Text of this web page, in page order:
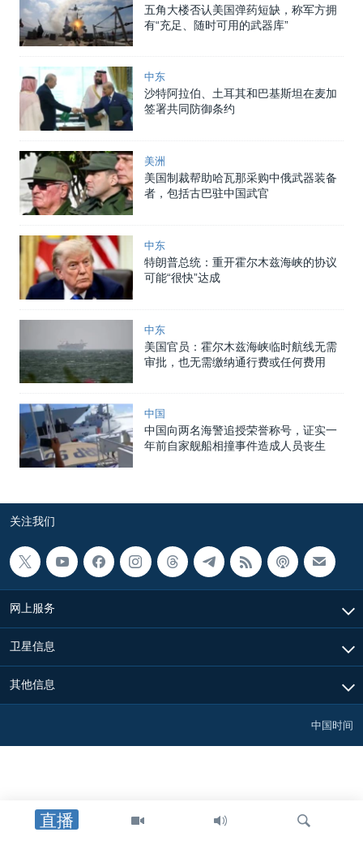
直播
五角大楼否认美国弹药短缺，称军方拥
有“充足、随时可用的武器库”
中东
沙特阿拉伯、土耳其和巴基斯坦在麦加
签署共同防御条约
美洲
美国制裁帮助哈瓦那采购中俄武器装备
者，包括古巴驻中国武官
中东
特朗普总统：重开霍尔木兹海峡的协议
可能“很快”达成
中东
美国官员：霍尔木兹海峡临时航线无需
审批，也无需缴纳通行费或任何费用
中国
中国向两名海警追授荣誉称号，证实一
年前自家舰船相撞事件造成人员丧生
关注我们
网上服务
卫星信息
其他信息
中国时间